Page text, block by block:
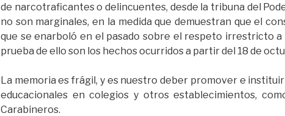
de narcotraficantes o delincuentes, desde la tribuna del
no son marginales, en la medida que demuestran que el
que se enarboló en el pasado sobre el respeto irrestricto
prueba de ello son los hechos ocurridos a partir del 18 de
La memoria es frágil, y es nuestro deber promover e
educacionales en colegios y otros establecimientos,
Carabineros.